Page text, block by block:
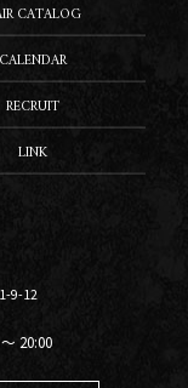
CATALOG
CALENDAR
RECRUIT
LINK
9-12
20:00